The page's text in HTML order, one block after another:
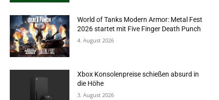
World of Tanks Modern Armor: Metal Fest
2026 startet mit Five Finger Death Punch
4. August 2026
Xbox Konsolenpreise schießen absurd in
die Höhe
3. August 2026